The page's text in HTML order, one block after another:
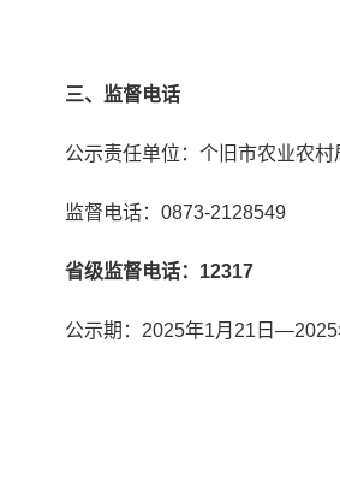
三、监督电话
公示责任单位：个旧市农业农村
监督电话：0873-2128549
省级监督电话：12317
公示期：2025年1月21日—2025